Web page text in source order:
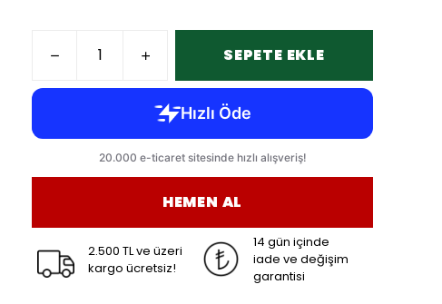
SEPETE EKLE
HEMEN AL
2.500 TL ve üzeri
kargo ücretsiz!
14 gün içinde
iade ve değişim
garantisi